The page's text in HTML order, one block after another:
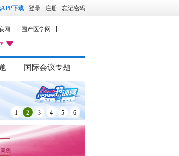
下载 登录 注册 忘记密码
网
围产医学网
国际会议专题
1 2 3 4 5 6